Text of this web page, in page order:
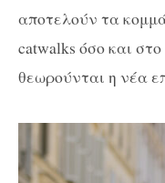
αποτελούν τα
catwalks όσο και
θεωρούνται η νέα